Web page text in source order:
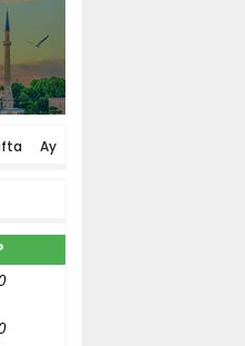
Ay